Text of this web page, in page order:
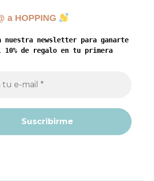
a HOPPING
nuestra newsletter para ganarte
10% de regalo en tu primera